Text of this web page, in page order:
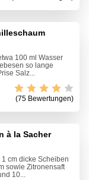
100 ml Wasser
so lange
Salz...
(75 Bewertungen)
à la Sacher
cm dicke Scheiben
sowie Zitronensaft
10...